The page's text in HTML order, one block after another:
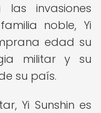
invasiones
noble, Yi
edad su
militar y su
su país.
Yi Sunshin es